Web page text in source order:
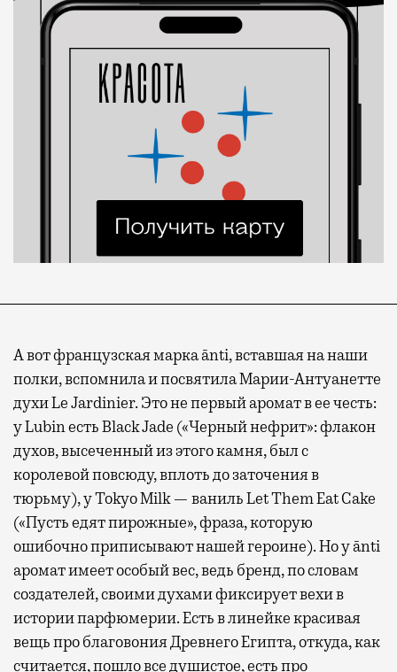
А вот французская марка ānti, вставшая на наши
полки, вспомнила и посвятила Марии-Антуанетте
духи Le Jardinier. Это не первый аромат в ее честь:
у Lubin есть Black Jade («Черный нефрит»: флакон
духов, высеченный из этого камня, был с
королевой повсюду, вплоть до заточения в
тюрьму), у Tokyo Milk — ваниль Let Them Eat Cake
(«Пусть едят пирожные», фраза, которую
ошибочно приписывают нашей героине). Но у ānti
аромат имеет особый вес, ведь бренд, по словам
создателей, своими духами фиксирует вехи в
истории парфюмерии. Есть в линейке красивая
вещь про благовония Древнего Египта, откуда, как
считается, пошло все душистое, есть про